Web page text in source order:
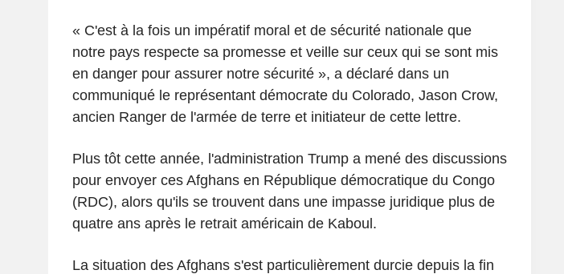
« C'est à la fois un impératif moral et de sécurité nationale que
notre pays respecte sa promesse et veille sur ceux qui se sont mis
en danger pour assurer notre sécurité », a déclaré dans un
communiqué le représentant démocrate du Colorado, Jason Crow,
ancien Ranger de l'armée de terre et initiateur de cette lettre.
Plus tôt cette année, l'administration Trump a mené des discussions
pour envoyer ces Afghans en République démocratique du Congo
(RDC), alors qu'ils se trouvent dans une impasse juridique plus de
quatre ans après le retrait américain de Kaboul.
La situation des Afghans s'est particulièrement durcie depuis la fin